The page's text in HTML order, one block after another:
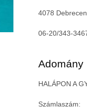
4078
06-20/343-
Adomány
HALÁPON A
Számlaszám: